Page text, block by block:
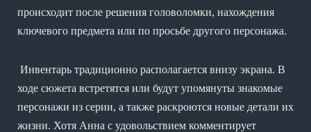
происходит после решения головоломки, нахождения
ключевого предмета или по просьбе другого персонажа.
Инвентарь традиционно располагается внизу экрана. В
ходе сюжета встретятся или будут упомянуты знакомые
персонажи из серии, а также раскроются новые детали их
жизни. Хотя Анна с удовольствием комментирует